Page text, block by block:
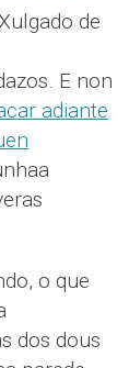
de
E non
adiante
o que
dos dous